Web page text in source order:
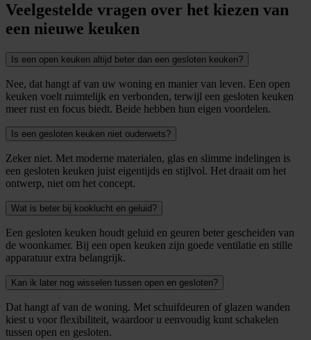
Veelgestelde vragen over het kiezen van
een nieuwe keuken
Is een open keuken altijd beter dan een gesloten keuken?
Nee, dat hangt af van uw woning en manier van leven. Een open
keuken voelt ruimtelijk en verbonden, terwijl een gesloten keuken
meer rust en focus biedt. Beide hebben hun eigen voordelen.
Is een gesloten keuken niet ouderwets?
Zeker niet. Met moderne materialen, glas en slimme indelingen is
een gesloten keuken juist eigentijds en stijlvol. Het draait om het
ontwerp, niet om het concept.
Wat is beter bij kooklucht en geluid?
Een gesloten keuken houdt geluid en geuren beter gescheiden van
de woonkamer. Bij een open keuken zijn goede ventilatie en stille
apparatuur extra belangrijk.
Kan ik later nog wisselen tussen open en gesloten?
Dat hangt af van de woning. Met schuifdeuren of glazen wanden
kiest u voor flexibiliteit, waardoor u eenvoudig kunt schakelen
tussen open en gesloten.